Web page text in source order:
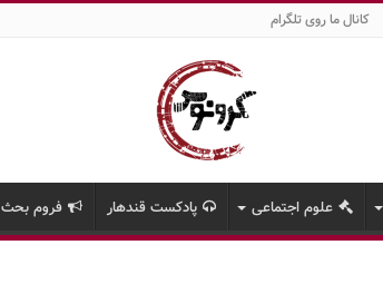
کانال ما روی تلگرام
علوم اجتماعی پادکست قندهار فروم بحث